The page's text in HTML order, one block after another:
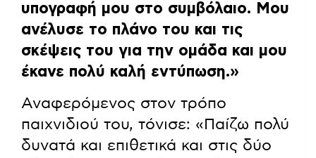
υπογραφή μου στο συμβόλαιο. Μου
ανέλυσε το πλάνο του και τις
σκέψεις του για την ομάδα και μου
έκανε πολύ καλή εντύπωση.»
Αναφερόμενος στον τρόπο
παιχνιδιού του, τόνισε: «Παίζω πολύ
δυνατά και επιθετικά και στις δύο